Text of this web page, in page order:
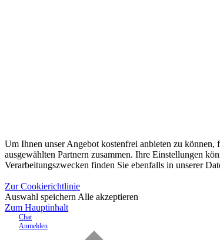
Um Ihnen unser Angebot kostenfrei anbieten zu
ausgewählten Partnern zusammen. Ihre Einstellungen
Verarbeitungszwecken finden Sie ebenfalls in unserer
Zur Cookierichtlinie
Auswahl speichern Alle akzeptieren
Zum Hauptinhalt
Chat
Anmelden